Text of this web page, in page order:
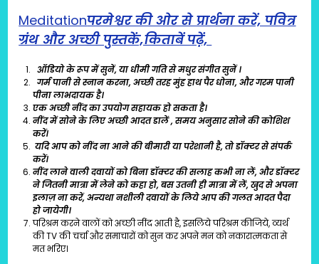
Meditationपरमेश्वर की ओर से प्रार्थना करें, पवित्र
ग्रंथ और अच्छी पुस्तकें,किताबें पढ़ें,
ऑडियो के रूप में सुनें, या धीमी गति से मधुर संगीत सुनें ।
गर्म पानी से स्नान करना, अच्छी तरह मुंह हाथ पैर धोना, और गरम पानी
पीना लाभदायक है।
एक अच्छी नींद का उपयोग सहायक हो सकता है।
नींद में सोने के लिए अच्छी आदत डालें , समय अनुसार सोने की कोशिश
करें।
यदि आप को नींद ना आने की बीमारी या परेशानी है, तो डॉक्टर से संपर्क
करें।
नींद लाने वाली दवायों को बिना डॉक्टर की सलाह कभी ना लें, और डॉक्टर
ने जितनी मात्रा में लेने को कहा हो, बस उतनी ही मात्रा में लें, खुद से अपना
इलाज़ ना करें, अन्यथा नशीली दवायों के लिये आप की गलत आदत पैदा
हो जायेगी।
परिश्रम करने वालों को अच्छी नींद आती है, इसलिये परिश्रम कीजिये, व्यर्थ
की TV की चर्चा और समाचारों को सुन कर अपने मन को नकारात्मकता से
मत भरिए।